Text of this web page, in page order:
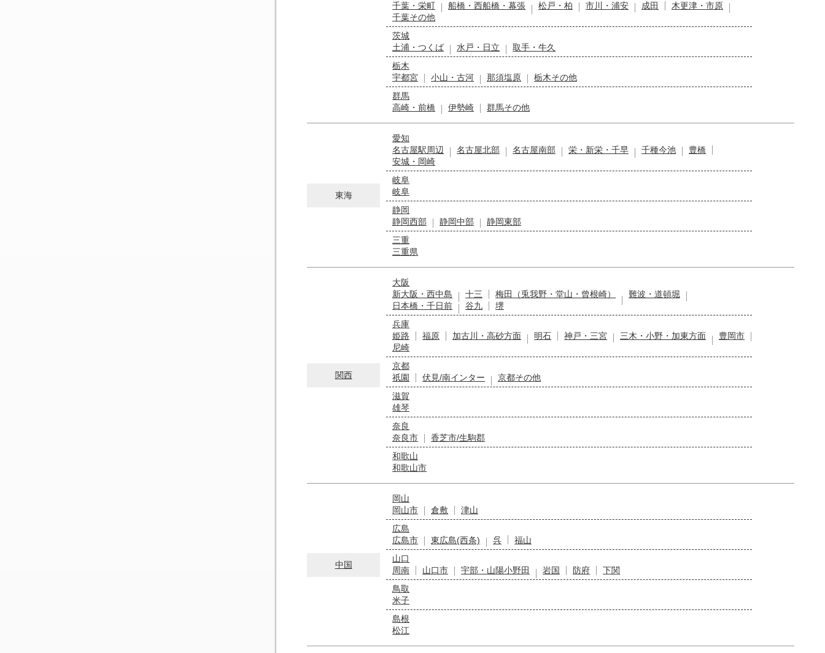
千葉・栄町
船橋・西船橋・幕張 松戸・柏 市川・浦安 成田
木更津・市原
千葉その他
茨城
土浦・つくば
水戸・日立
取手・牛久
栃木
宇都宮
小山・古河 那須塩原
栃木その他
群馬
高崎・前橋
伊勢崎 群馬その他
東海
愛知
名古屋駅周辺
名古屋北部 名古屋南部 栄・新栄・千早 千種今池
豊橋
安城・岡崎
岐阜
岐阜
静岡
静岡西部
静岡中部
静岡東部
三重
三重県
関西
大阪
新大阪・西中島
十三 梅田（兎我野・堂山・曾根崎）
難波・道頓堀
日本橋・千日前
谷九
堺
兵庫
姫路
福原 加古川・高砂方面 明石 神戸・三宮 三木・小野・加東方面
豊岡市
尼崎
京都
祇園
伏見/南インター
京都その他
滋賀
雄琴
奈良
奈良市
香芝市/生駒郡
和歌山
和歌山市
中国
岡山
岡山市
倉敷
津山
広島
広島市
東広島(西条) 呉
福山
山口
周南
山口市 宇部・山陽小野田 岩国 防府
下関
鳥取
米子
島根
松江